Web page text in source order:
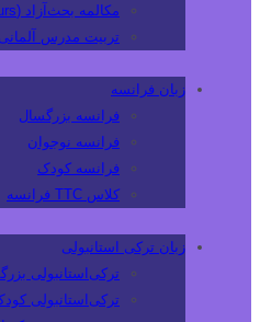
مکالمه بحث‌آزاد (K-Kurs)
تربیت مدرس آلمانی
زبان فرانسه
فرانسه بزرگسال
فرانسه نوجوان
فرانسه کودک
کلاس TTC فرانسه
زبان ترکی استانبولی
ترکی‌استانبولی
ترکی‌استانبولی